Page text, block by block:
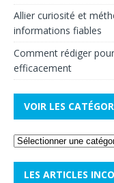
Allier curiosité et
informations fiables
Comment rédiger
efficacement
VOIR LES
LES ARTICLES